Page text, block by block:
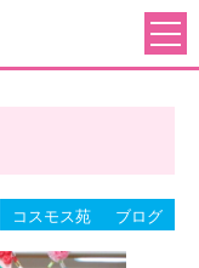
コスモス苑 ブログ